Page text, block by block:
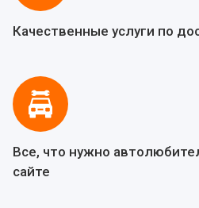
Качественные услуги по
Все, что нужно
сайте